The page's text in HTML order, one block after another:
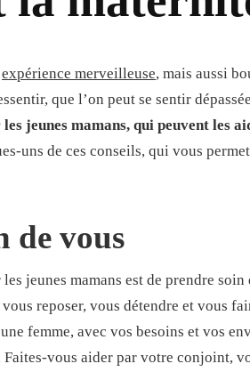
expérience merveilleuse, mais aussi
que l’on peut se sentir
jeunes mamans, qui peuvent les
uns de ces conseils, qui vous
de vous
jeunes mamans est de prendre
reposer, vous détendre et vous
femme, avec vos besoins et vos
vous aider par votre conjoint,